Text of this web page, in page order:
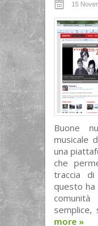
15
Buone
musicale
una
che
traccia
questo
semplice,
more »